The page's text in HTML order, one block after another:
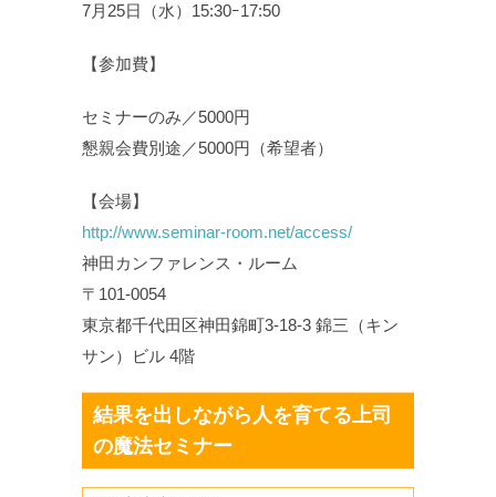
7月25日（水）15:30ｰ17:50
【参加費】
セミナーのみ／5000円
懇親会費別途／5000円（希望者）
【会場】
http://www.seminar-room.net/access/
神田カンファレンス・ルーム
〒101-0054
東京都千代田区神田錦町3-18-3 錦三（キン
サン）ビル 4階